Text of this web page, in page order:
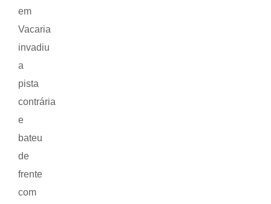
em
Vacaria
invadiu
a
pista
contrária
e
bateu
de
frente
com